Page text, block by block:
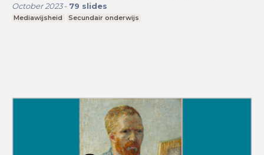
October 2023- 79 slides
Mediawijsheid Secundair onderwijs